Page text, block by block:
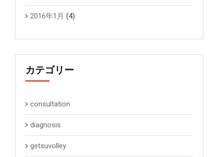
2016年1月 (4)
カテゴリー
consultation
diagnosis
getsuvolley